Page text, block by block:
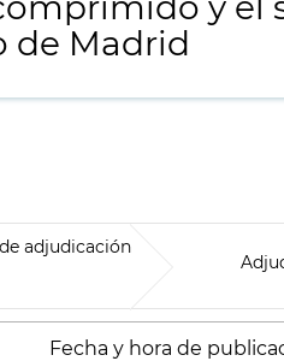
de Madrid
adjudicación
Fecha y hora de